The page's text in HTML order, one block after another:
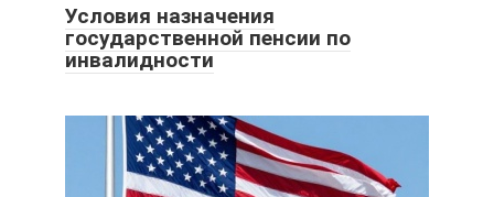
Условия назначения
государственной пенсии по
инвалидности